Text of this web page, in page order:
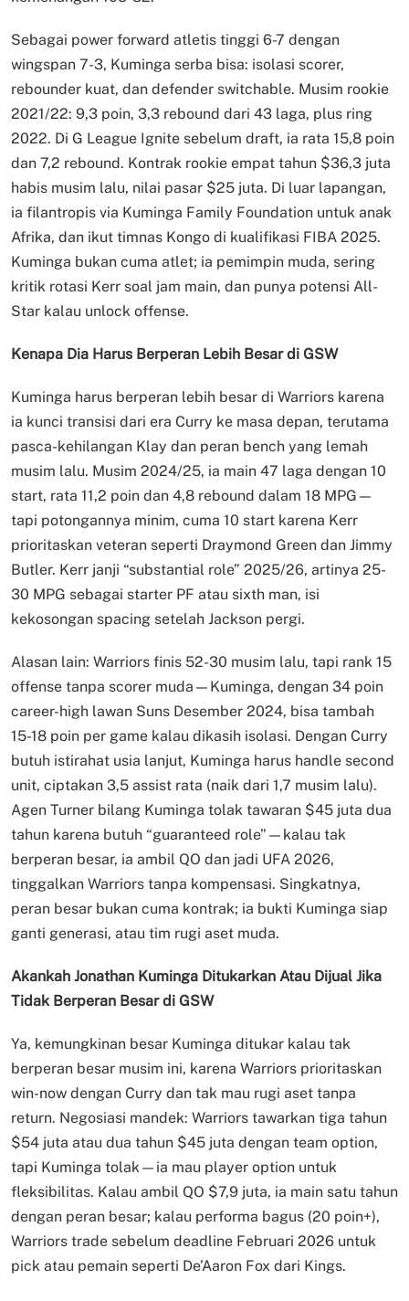
Sebagai power forward atletis tinggi 6-7 dengan
wingspan 7-3, Kuminga serba bisa: isolasi scorer,
rebounder kuat, dan defender switchable. Musim rookie
2021/22: 9,3 poin, 3,3 rebound dari 43 laga, plus ring
2022. Di G League Ignite sebelum draft, ia rata 15,8 poin
dan 7,2 rebound. Kontrak rookie empat tahun $36,3 juta
habis musim lalu, nilai pasar $25 juta. Di luar lapangan,
ia filantropis via Kuminga Family Foundation untuk anak
Afrika, dan ikut timnas Kongo di kualifikasi FIBA 2025.
Kuminga bukan cuma atlet; ia pemimpin muda, sering
kritik rotasi Kerr soal jam main, dan punya potensi All-
Star kalau unlock offense.
Kenapa Dia Harus Berperan Lebih Besar di GSW
Kuminga harus berperan lebih besar di Warriors karena
ia kunci transisi dari era Curry ke masa depan, terutama
pasca-kehilangan Klay dan peran bench yang lemah
musim lalu. Musim 2024/25, ia main 47 laga dengan 10
start, rata 11,2 poin dan 4,8 rebound dalam 18 MPG—
tapi potongannya minim, cuma 10 start karena Kerr
prioritaskan veteran seperti Draymond Green dan Jimmy
Butler. Kerr janji “substantial role” 2025/26, artinya 25-
30 MPG sebagai starter PF atau sixth man, isi
kekosongan spacing setelah Jackson pergi.
Alasan lain: Warriors finis 52-30 musim lalu, tapi rank 15
offense tanpa scorer muda—Kuminga, dengan 34 poin
career-high lawan Suns Desember 2024, bisa tambah
15-18 poin per game kalau dikasih isolasi. Dengan Curry
butuh istirahat usia lanjut, Kuminga harus handle second
unit, ciptakan 3,5 assist rata (naik dari 1,7 musim lalu).
Agen Turner bilang Kuminga tolak tawaran $45 juta dua
tahun karena butuh “guaranteed role”—kalau tak
berperan besar, ia ambil QO dan jadi UFA 2026,
tinggalkan Warriors tanpa kompensasi. Singkatnya,
peran besar bukan cuma kontrak; ia bukti Kuminga siap
ganti generasi, atau tim rugi aset muda.
Akankah Jonathan Kuminga Ditukarkan Atau Dijual Jika
Tidak Berperan Besar di GSW
Ya, kemungkinan besar Kuminga ditukar kalau tak
berperan besar musim ini, karena Warriors prioritaskan
win-now dengan Curry dan tak mau rugi aset tanpa
return. Negosiasi mandek: Warriors tawarkan tiga tahun
$54 juta atau dua tahun $45 juta dengan team option,
tapi Kuminga tolak—ia mau player option untuk
fleksibilitas. Kalau ambil QO $7,9 juta, ia main satu tahun
dengan peran besar; kalau performa bagus (20 poin+),
Warriors trade sebelum deadline Februari 2026 untuk
pick atau pemain seperti De’Aaron Fox dari Kings.